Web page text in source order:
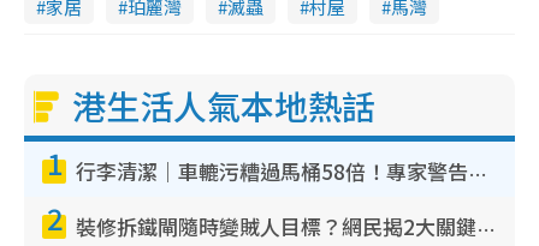
家居 珀麗灣 滅蟲 村屋 馬灣
港生活人氣本地熱話
1 行李清潔｜車轆污糟過馬桶58倍！專家警告忌用酒精抹 教1招免污手除菌
2 裝修拆鐵閘隨時變賊人目標？網民揭2大關鍵用途：裝新式等於白裝？附新舊鐵閘分別